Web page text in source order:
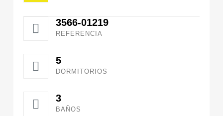
3566-01219
REFERENCIA
5
DORMITORIOS
3
BAÑOS